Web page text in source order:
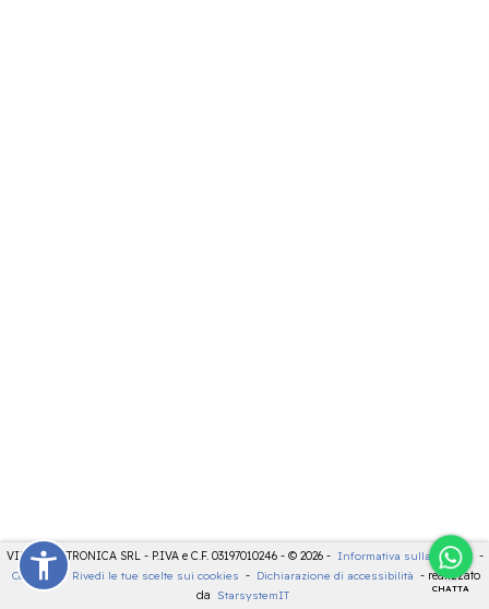
CHATTA
VIDEOELETTRONICA SRL - P.IVA e C.F. 03197010246 - © 2026 - Informativa sulla privacy -
Cookies
- Rivedi le tue scelte sui cookies - Dichiarazione di accessibilità - realizzato
da
StarsystemIT